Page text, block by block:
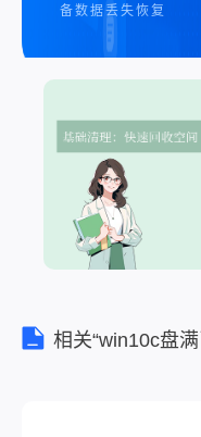
备数据丢失恢复
相关“win10c盘